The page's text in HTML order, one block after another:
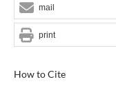
How to Cite
mail
print